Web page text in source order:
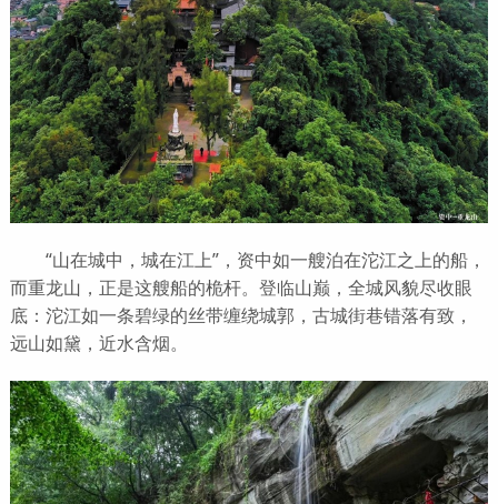
“山在城中，城在江上”，资中如一艘泊在沱江之上的船，
而重龙山，正是这艘船的桅杆。登临山巅，全城风貌尽收眼
底：沱江如一条碧绿的丝带缠绕城郭，古城街巷错落有致，
远山如黛，近水含烟。